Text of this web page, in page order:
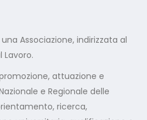
e Regionale delle
ricerca,
universitaria, qualificazione e
in svariati settori lavorativi.